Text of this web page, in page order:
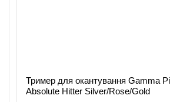
Тример для окантування Gamma
Absolute Hitter Silver/Rose/Gold